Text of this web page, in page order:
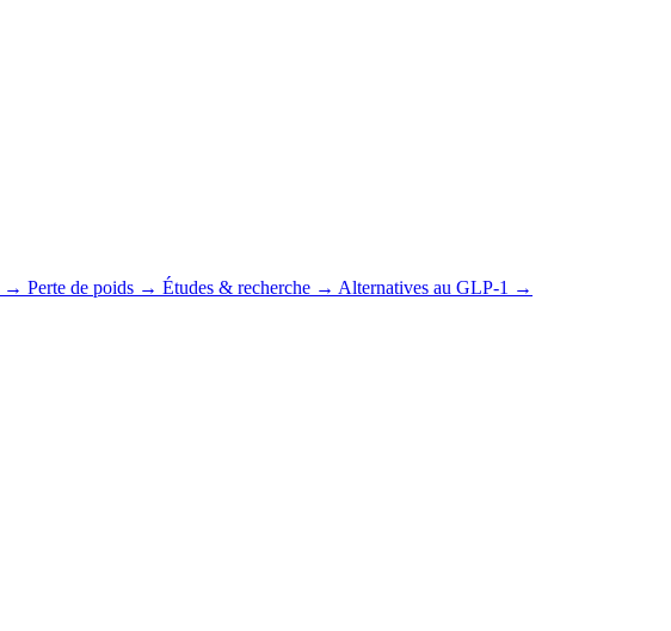
→ Perte de poids → Études & recherche → Alternatives au GLP-1 →